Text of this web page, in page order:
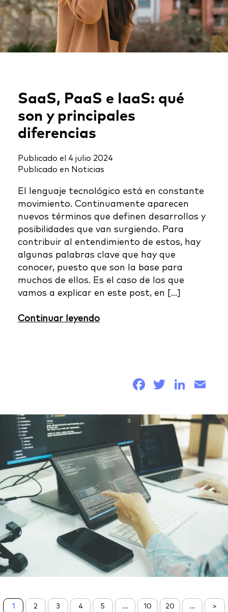
SaaS, PaaS e IaaS: qué
son y principales
diferencias
Publicado el 4 julio 2024
Publicado en Noticias
El lenguaje tecnológico está en constante
movimiento. Continuamente aparecen
nuevos términos que definen desarrollos y
posibilidades que van surgiendo. Para
contribuir al entendimiento de estos, hay
algunas palabras clave que hay que
conocer, puesto que son la base para
muchos de ellos. Es el caso de los que
vamos a explicar en este post, en […]
Facebook
Twitter
Continuar leyendo
1 2 3 4 5 ... 10 20 ... >